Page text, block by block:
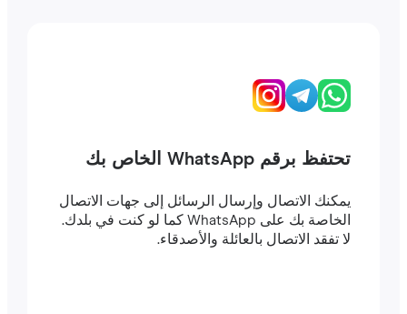
تحتفظ برقم WhatsApp الخاص بك
يمكنك الاتصال وإرسال الرسائل إلى جهات الاتصال
الخاصة بك على WhatsApp كما لو كنت في بلدك.
لا تفقد الاتصال بالعائلة والأصدقاء.